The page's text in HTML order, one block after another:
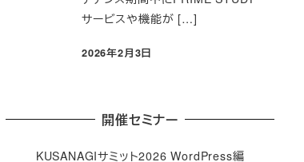
サービスや機能が […]
投稿日
2026年2月3日
開催セミナー
KUSANAGIサミット2026 WordPress編